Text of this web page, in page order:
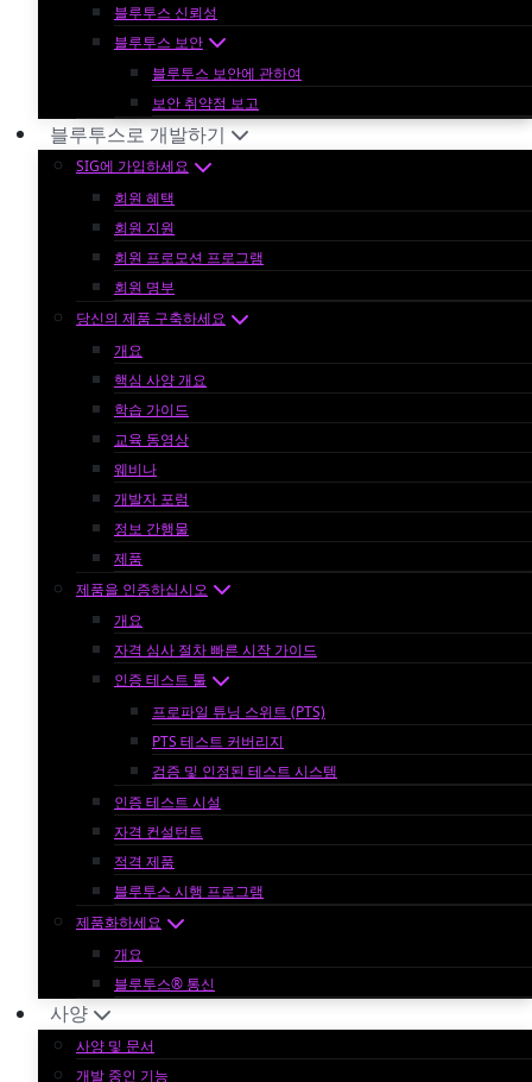
블루투스 신뢰성
블루투스 보안
블루투스 보안에 관하여
보안 취약점 보고
블루투스로 개발하기
SIG에 가입하세요
회원 혜택
회원 지원
회원 프로모션 프로그램
회원 명부
당신의 제품 구축하세요
개요
핵심 사양 개요
학습 가이드
교육 동영상
웨비나
개발자 포럼
정보 간행물
제품
제품을 인증하십시오
개요
자격 심사 절차 빠른 시작 가이드
인증 테스트 툴
프로파일 튜닝 스위트 (PTS)
PTS 테스트 커버리지
검증 및 인정된 테스트 시스템
인증 테스트 시설
자격 컨설턴트
적격 제품
블루투스 시행 프로그램
제품화하세요
개요
블루투스® 통신
사양
사양 및 문서
개발 중인 기능